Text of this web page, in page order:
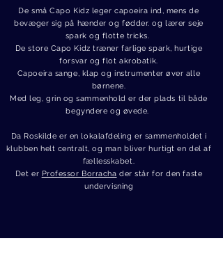
De små Capo Kidz leger capoeira ind, mens de
bevæger sig på hænder og fødder. og lærer seje
spark og flotte tricks.
De store Capo Kidz træner farlige spark, hurtige
forsvar og flot akrobatik.
Capoeira sange, klap og instrumenter øver alle
børnene.
Med leg, grin og sammenhold er der plads til både
begyndere og øvede.
Da Roskilde er en lokalafdeling er sammenholdet i
klubben helt centralt, og man bliver hurtigt en del af
fællesskabet.
Det er Professor Borracha der står for den faste
undervisning